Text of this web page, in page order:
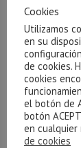
beauty team
celulitis Cestas
envejecimiento
Limpieza
piel relax
Ácido
Cookies
Utilizamos
en su
de cookies.
cookies
el botón de
botón
en cualquier
de cookies